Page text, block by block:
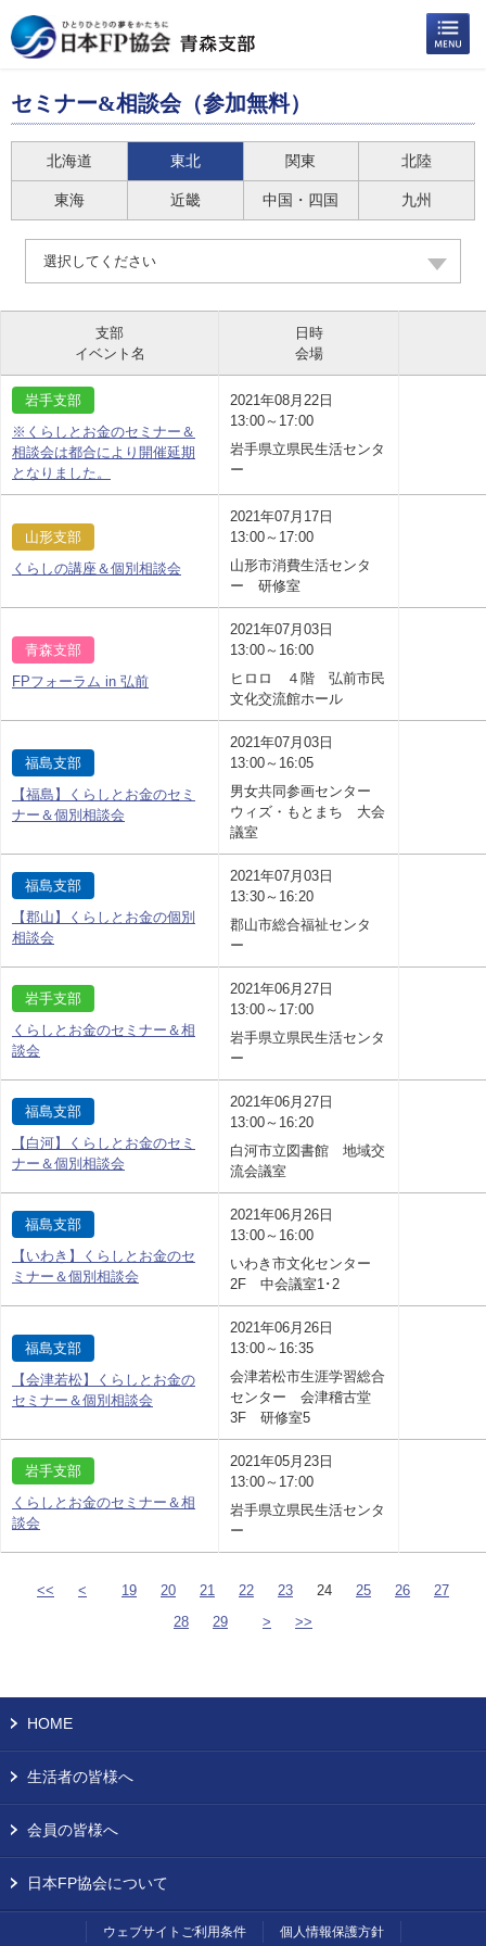
セミナー&相談会（参加無料）
北海道 東北 関東 北陸
東海 近畿 中国・四国 九州
選択してください
支部
イベント名
日時
会場
岩手支部
※くらしとお金のセミナー＆
相談会は都合により開催延期
となりました。
2021年08月22日
13:00～17:00
岩手県立県民生活センタ
ー
山形支部
くらしの講座＆個別相談会
2021年07月17日
13:00～17:00
山形市消費生活センタ
ー 研修室
青森支部
FPフォーラム in 弘前
2021年07月03日
13:00～16:00
ヒロロ ４階 弘前市民
文化交流館ホール
福島支部
【福島】くらしとお金のセミ
ナー＆個別相談会
2021年07月03日
13:00～16:05
男女共同参画センター
ウィズ・もとまち 大会
議室
福島支部
【郡山】くらしとお金の個別
相談会
2021年07月03日
13:30～16:20
郡山市総合福祉センタ
ー
岩手支部
くらしとお金のセミナー＆相
談会
2021年06月27日
13:00～17:00
岩手県立県民生活センタ
ー
福島支部
【白河】くらしとお金のセミ
ナー＆個別相談会
2021年06月27日
13:00～16:20
白河市立図書館 地域交
流会議室
福島支部
【いわき】くらしとお金のセ
ミナー＆個別相談会
2021年06月26日
13:00～16:00
いわき市文化センター
2F 中会議室1･2
福島支部
【会津若松】くらしとお金の
セミナー＆個別相談会
2021年06月26日
13:00～16:35
会津若松市生涯学習総合
センター 会津稽古堂
3F 研修室5
岩手支部
くらしとお金のセミナー＆相
談会
2021年05月23日
13:00～17:00
岩手県立県民生活センタ
ー
<< < 19 20 21 22 23 24 25 26
27
28
29 > >>
HOME
生活者の皆様へ
会員の皆様へ
日本FP協会について
ウェブサイトご利用条件 個人情報保護方針